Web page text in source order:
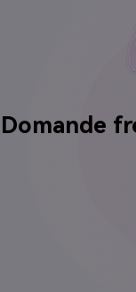
Domande